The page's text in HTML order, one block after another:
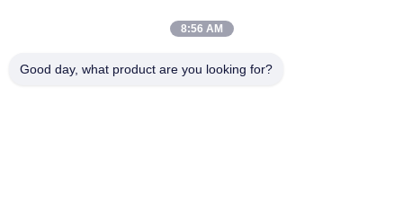
Quem Somos
Fábrica
Controle De Qualidade
8:56 AM
Good day, what product are you looking for?